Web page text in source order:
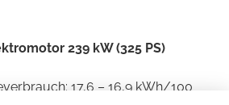
239 kW (325 PS)
17,6 – 16,9 kWh/100